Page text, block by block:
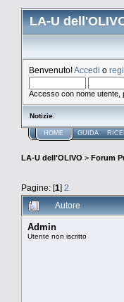
LA-U
Benvenuto!Accedi o
Accesso con nome utente,
Notizie:
HOME GUIDA
LA-U dell'OLIVO > Forum
Pagine: [1] 2
Autore
Admin
Utente non iscritto